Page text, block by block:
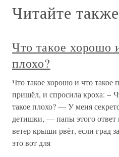
Читайте также
Что такое хорошо
плохо?
Что такое хорошо и что
пришёл, и спросила кроха: –
такое плохо? — У меня
детишки, — папы этого
ветер крыши рвёт, если град
это вот для